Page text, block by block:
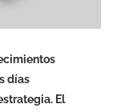
días
El